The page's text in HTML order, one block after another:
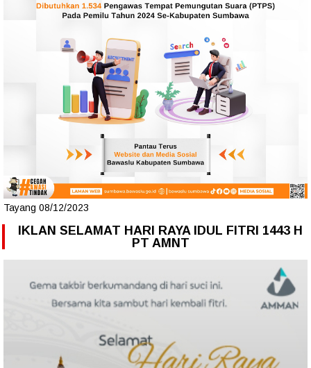
Tayang 08/12/2023
IKLAN SELAMAT HARI RAYA IDUL FITRI 1443 H
PT AMNT